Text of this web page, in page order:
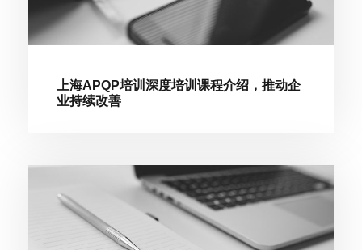
上海APQP培训深度培训课程介绍，推动企
业持续改善